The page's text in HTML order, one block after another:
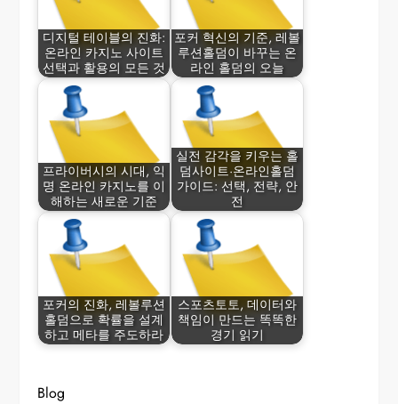
디지털 테이블의 진화:
온라인 카지노 사이트
선택과 활용의 모든 것
포커 혁신의 기준, 레볼
루션홀덤이 바꾸는 온
라인 홀덤의 오늘
프라이버시의 시대, 익
명 온라인 카지노를 이
해하는 새로운 기준
실전 감각을 키우는 홀
덤사이트·온라인홀덤
가이드: 선택, 전략, 안
전
포커의 진화, 레볼루션
홀덤으로 확률을 설계
하고 메타를 주도하라
스포츠토토, 데이터와
책임이 만드는 똑똑한
경기 읽기
Blog